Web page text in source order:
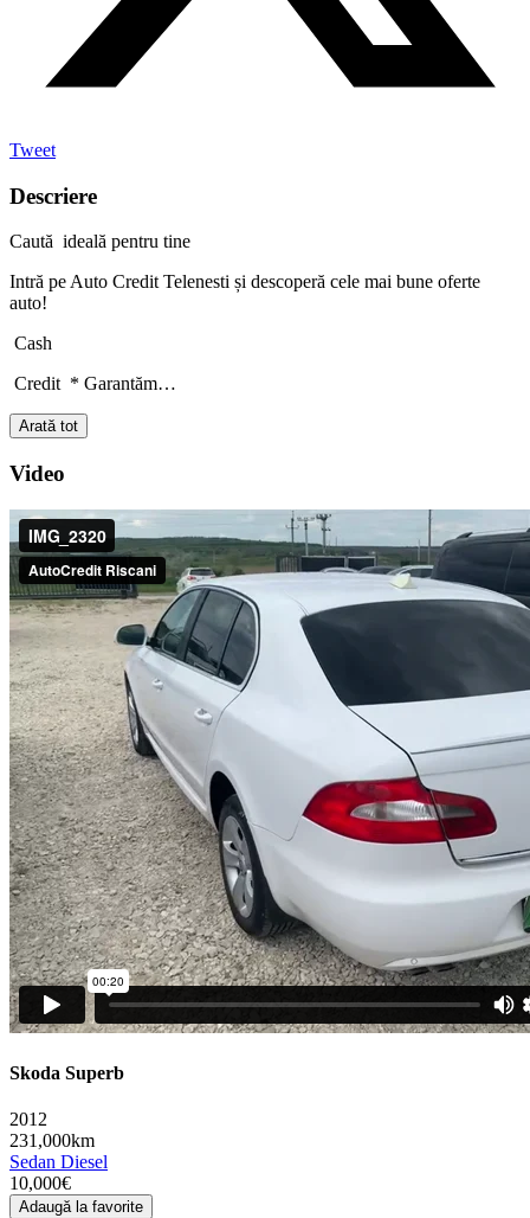
Tweet
Descriere
Caută ideală pentru tine
Intră pe Auto Credit Telenesti și descoperă cele mai bune oferte
auto!
Cash
Credit * Garantăm…
Arată tot
Video
Skoda Superb
2012
231,000km
Sedan Diesel
10,000€
Adaugă la favorite